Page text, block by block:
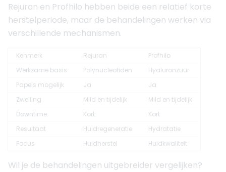
Rejuran en Profhilo hebben beide een relatief korte
herstelperiode, maar de behandelingen werken via
verschillende mechanismen.
Kenmerk Rejuran
Profhilo
Werkzame basis
Polynucleotiden
Hyaluronzuur
Papels mogelijk
Ja
Ja
Zwelling
Mild en tijdelijk
Mild en tijdelijk
Downtime
Kort
Kort
Resultaat
Huidregeneratie
Hydratatie
Focus
Huidherstel Huidkwaliteit
Wil je de behandelingen uitgebreider vergelijken?